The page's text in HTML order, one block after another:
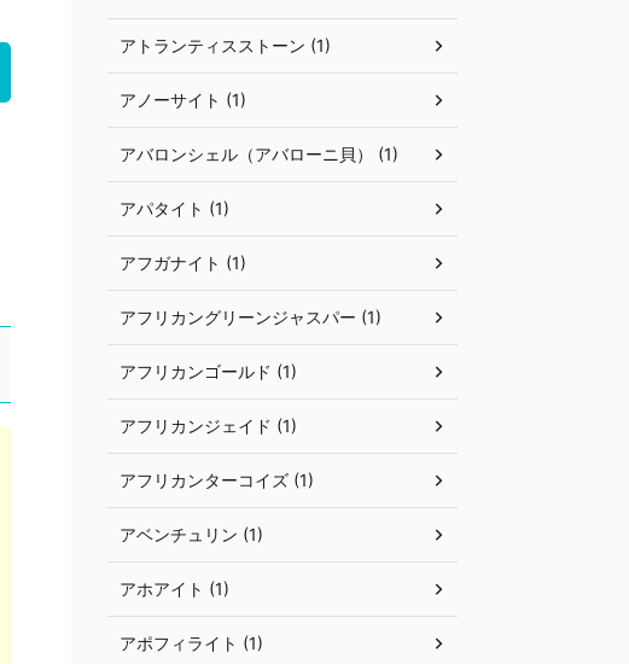
アトランティスストーン (1)
アノーサイト (1)
アバロンシェル（アバローニ貝） (1)
アパタイト (1)
アフガナイト (1)
アフリカングリーンジャスパー (1)
アフリカンゴールド (1)
アフリカンジェイド (1)
アフリカンターコイズ (1)
アベンチュリン (1)
アホアイト (1)
アポフィライト (1)